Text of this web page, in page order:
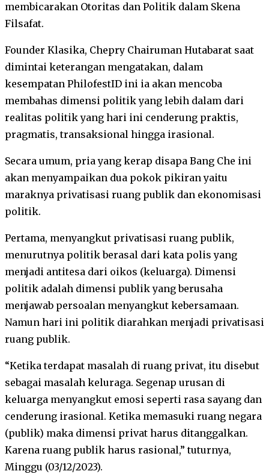
membicarakan Otoritas dan Politik dalam Skena
Filsafat.
Founder Klasika, Chepry Chairuman Hutabarat saat
dimintai keterangan mengatakan, dalam
kesempatan PhilofestID ini ia akan mencoba
membahas dimensi politik yang lebih dalam dari
realitas politik yang hari ini cenderung praktis,
pragmatis, transaksional hingga irasional.
Secara umum, pria yang kerap disapa Bang Che ini
akan menyampaikan dua pokok pikiran yaitu
maraknya privatisasi ruang publik dan ekonomisasi
politik.
Pertama, menyangkut privatisasi ruang publik,
menurutnya politik berasal dari kata polis yang
menjadi antitesa dari oikos (keluarga). Dimensi
politik adalah dimensi publik yang berusaha
menjawab persoalan menyangkut kebersamaan.
Namun hari ini politik diarahkan menjadi privatisasi
ruang publik.
“Ketika terdapat masalah di ruang privat, itu disebut
sebagai masalah keluraga. Segenap urusan di
keluarga menyangkut emosi seperti rasa sayang dan
cenderung irasional. Ketika memasuki ruang negara
(publik) maka dimensi privat harus ditanggalkan.
Karena ruang publik harus rasional,” tuturnya,
Minggu (03/12/2023).